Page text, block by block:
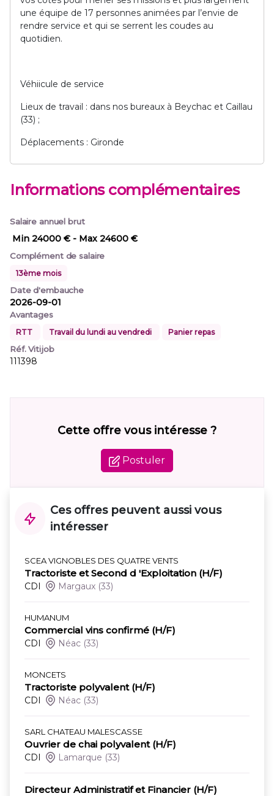
une équipe de 17 personnes animées par l’envie de
rendre service et qui se serrent les coudes au
quotidien.
Véhiicule de service
Lieux de travail : dans nos bureaux à Beychac et Caillau
(33) ;
Déplacements : Gironde
Informations complémentaires
Salaire annuel brut
Min 24000 € - Max 24600 €
Complément de salaire
13ème mois
Date d'embauche
2026-09-01
Avantages
RTT Travail du lundi au vendredi Panier repas
Réf. Vitijob
111398
Cette offre vous intéresse ?
Postuler
Ces offres peuvent aussi vous
intéresser
SCEA VIGNOBLES DES QUATRE VENTS
Tractoriste et Second d 'Exploitation (H/F)
CDI Margaux (33)
HUMANUM
Commercial vins confirmé (H/F)
CDI Néac (33)
MONCETS
Tractoriste polyvalent (H/F)
CDI Néac (33)
SARL CHATEAU MALESCASSE
Ouvrier de chai polyvalent (H/F)
CDI Lamarque (33)
Directeur Administratif et Financier (H/F)